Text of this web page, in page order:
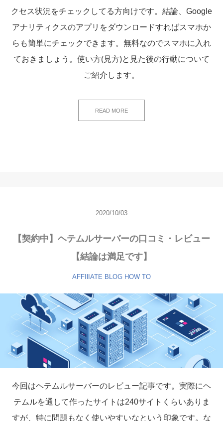
クセス状況をチェックしてる方向けです。結論、Google
アナリティクスのアプリをダウンロードすればスマホか
らも簡単にチェックできます。無料なのでスマホに入れ
ておきましょう。使い方(見方)と見た後の行動について
ご紹介します。
READ MORE
2020/10/03
【契約中】ヘテムルサーバーの口コミ・レビュー
【結論は満足です】
AFFIlIATE BLOG HOW TO
今回はヘテムルサーバーのレビュー記事です。実際にヘ
テムルを通して作ったサイトは240サイトくらいありま
すが、特に問題もなく使いやすいなという印象です。な